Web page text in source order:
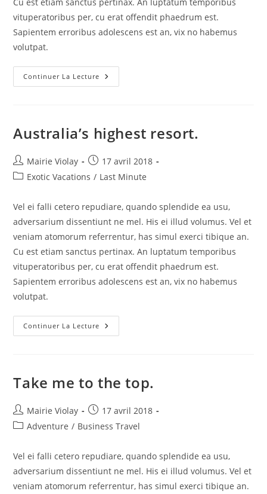
vituperatoribus per, cu erat offendit phaedrum est.
Sapientem erroribus adolescens est an, vix no habemus
volutpat.
Continuer La Lecture Adventure
Is
Australia’s highest resort.
Auteur/autrice
de
Mairie Violay
Publication
publiée :
17 avril 2018
PostExotic Vacations / Last Minute
Vel ei falli cetero repudiare, quando splendide ea usu,
adversarium dissentiunt ne mel. His ei illud volumus. Vel et
veniam atomorum referrentur, has simul exerci tibique an.
Cu est etiam sanctus pertinax. An luptatum temporibus
vituperatoribus per, cu erat offendit phaedrum est.
Sapientem erroribus adolescens est an, vix no habemus
volutpat.
Continuer La Lecture Australia’s
Highest
Take me to the top.
Auteur/autrice
de
Mairie Violay
Publication
publiée :
17 avril 2018
PostAdventure / Business Travel
Vel ei falli cetero repudiare, quando splendide ea usu,
adversarium dissentiunt ne mel. His ei illud volumus. Vel et
veniam atomorum referrentur, has simul exerci tibique an.